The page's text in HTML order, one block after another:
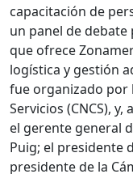
capacitación de
un panel de debate
que ofrece
logística y gestión
fue organizado por
Servicios (CNCS),
el gerente general
Puig; el presidente
presidente de la